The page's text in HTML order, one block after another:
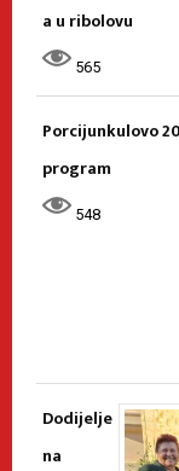
a u ribolovu
565
Porcijunkulovo
program
548
Dodijelje
na